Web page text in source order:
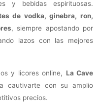
y bebidas espirituosas.
de vodka, ginebra, ron,
, siempre apostando por
lazos con las mejores
y licores online, La Cave
cautivarte con su amplio
precios.